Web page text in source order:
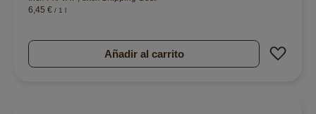
6,45 € / 1 l
Añadir al carrito